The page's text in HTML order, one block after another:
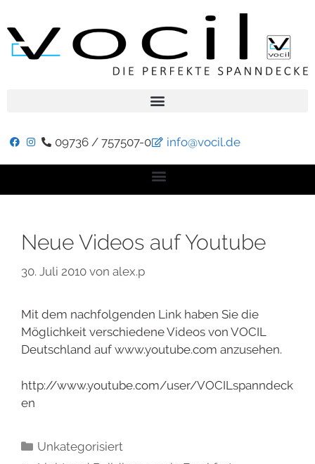
09736 / 757507-0 info@vocil.de
Neue Videos auf Youtube
30. Juli 2010 von alex.p
Mit dem nachfolgenden Link haben Sie die
Möglichkeit verschiedene Videos von VOCIL
Deutschland auf www.youtube.com anzusehen.
http://www.youtube.com/user/VOCILspanndeck
en
Unkategorisiert